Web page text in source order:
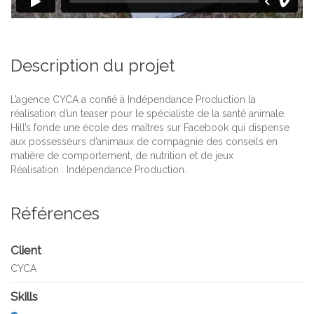
Description du projet
L’agence CYCA a confié à Indépendance Production la
réalisation d’un teaser pour le spécialiste de la santé animale.
Hill’s fonde une école des maîtres sur Facebook qui dispense
aux possesseurs d’animaux de compagnie des conseils en
matière de comportement, de nutrition et de jeux
Réalisation : Indépendance Production.
Références
Client
CYCA
Skills